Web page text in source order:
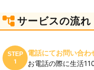
サービスの流れ
STEP
1
電話にてお問い合わ
お電話の際に生活